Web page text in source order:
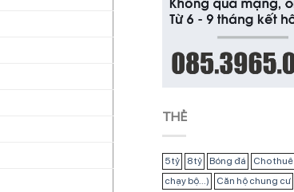
THẺ
5 tỷ 8 tỷ Bóng đá
Cho thuê
chạy bộ...)
Căn hộ chung cư